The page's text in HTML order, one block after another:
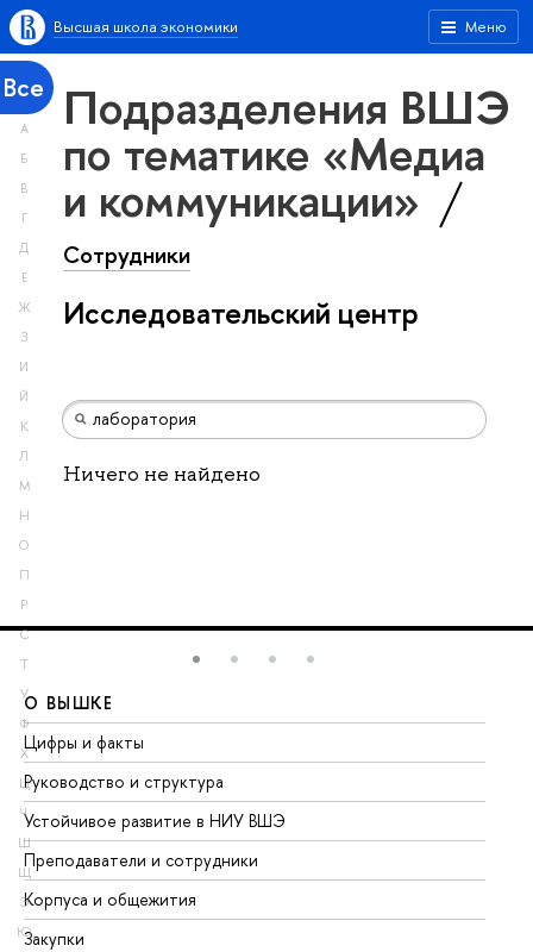
Меню
Высшая школа экономики
Все
А
Б
В
Г
Д
Е
Ж
З
И
Й
К
Л
М
Н
О
П
Р
С
Т
У
Ф
Х
Ц
Ч
Ш
Щ
Э
Ю
Подразделения ВШЭ
по тематике «Медиа
и коммуникации»
Сотрудники
Исследовательский центр
Ничего не найдено
О ВЫШКЕ
Цифры и факты
Руководство и структура
Устойчивое развитие в НИУ ВШЭ
Преподаватели и сотрудники
Корпуса и общежития
Закупки